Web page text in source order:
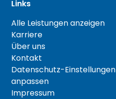
Links
Alle Leistungen anzeigen
Karriere
Über uns
Kontakt
Datenschutz-Einstellungen
anpassen
Impressum